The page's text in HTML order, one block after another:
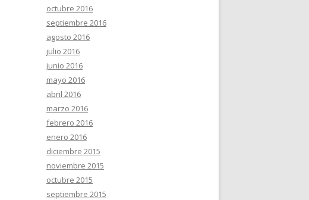
octubre 2016
septiembre 2016
agosto 2016
julio 2016
junio 2016
mayo 2016
abril 2016
marzo 2016
febrero 2016
enero 2016
diciembre 2015
noviembre 2015
octubre 2015
septiembre 2015